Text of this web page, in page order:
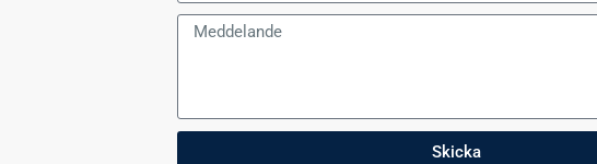
Skicka